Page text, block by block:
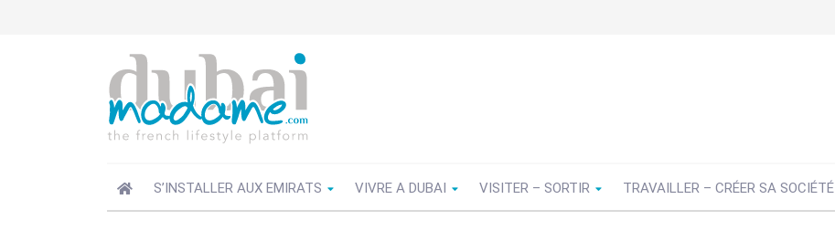
S’INSTALLER AUX EMIRATS VIVRE A DUBAI VISITER – SORTIR TRAVAILLER – CRÉER SA SOCIÉTÉ